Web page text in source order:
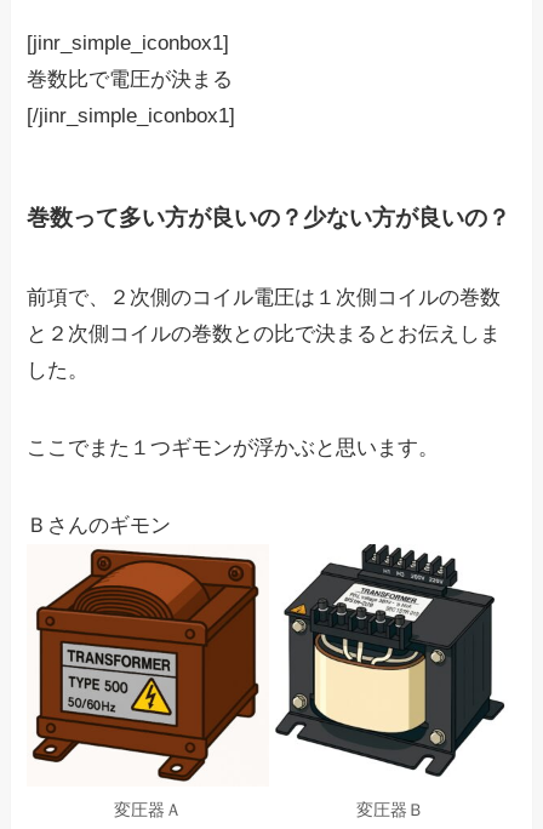
[jinr_simple_iconbox1]
巻数比で電圧が決まる
[/jinr_simple_iconbox1]
巻数って多い方が良いの？少ない方が良いの？
前項で、２次側のコイル電圧は１次側コイルの巻数
と２次側コイルの巻数との比で決まるとお伝えしま
した。
ここでまた１つギモンが浮かぶと思います。
Ｂさんのギモン
変圧器Ａ 変圧器Ｂ